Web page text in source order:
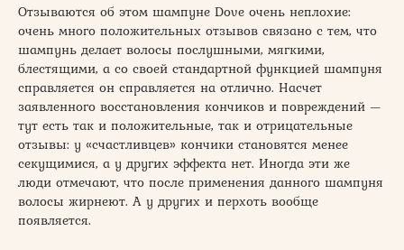
Отзываются об этом шампуне Dove очень неплохие:
очень много положительных отзывов связано с тем, что
шампунь делает волосы послушными, мягкими,
блестящими, а со своей стандартной функцией шампуня
справляется он справляется на отлично. Насчет
заявленного восстановления кончиков и повреждений —
тут есть так и положительные, так и отрицательные
отзывы: у «счастливцев» кончики становятся менее
секущимися, а у других эффекта нет. Иногда эти же
люди отмечают, что после применения данного шампуня
волосы жирнеют. А у других и перхоть вообще
появляется.